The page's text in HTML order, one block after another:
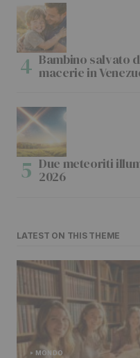
Bambino salvato
macerie in
Due meteoriti
2026
LATEST ON THIS THEME
MONDO